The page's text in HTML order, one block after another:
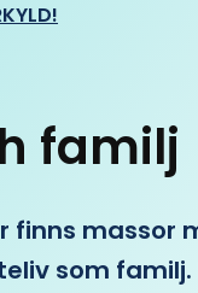
familj
finns
som